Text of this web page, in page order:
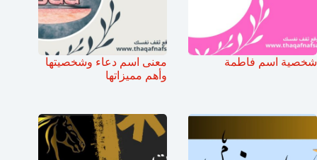
شخصية اسم فاطمة
معنى اسم دعاء وشخصيتها
وأهم مميزاتها